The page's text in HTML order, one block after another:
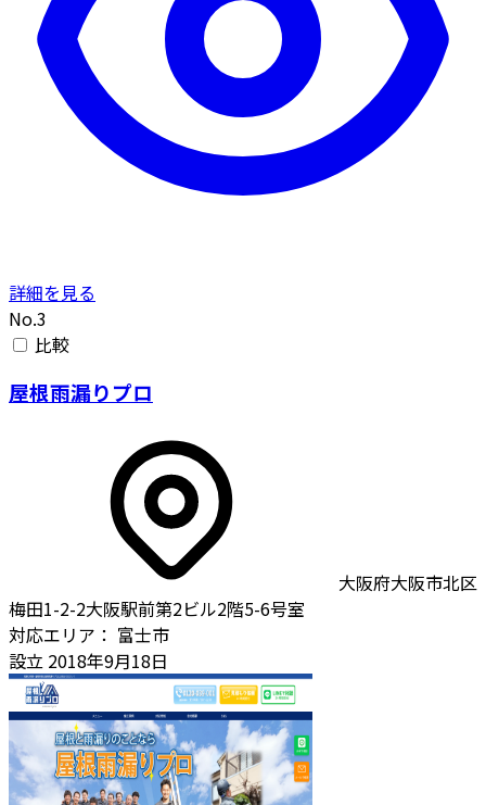
詳細を見る
No.3
比較
屋根雨漏りプロ
大阪府大阪市北区
梅田1-2-2大阪駅前第2ビル2階5-6号室
対応エリア： 富士市
設立 2018年9月18日